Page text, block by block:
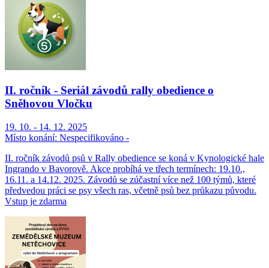
II. ročník - Seriál závodů rally obedience o
Sněhovou Vločku
19. 10. - 14. 12. 2025
Místo konání: Nespecifikováno -
II. ročník závodů psů v Rally obedience se koná v Kynologické hale
Ingrando v Bavorově. Akce probíhá ve třech termínech: 19.10.,
16.11. a 14.12. 2025. Závodů se zúčastní více než 100 týmů, které
předvedou práci se psy všech ras, včetně psů bez průkazu původu.
Vstup je zdarma